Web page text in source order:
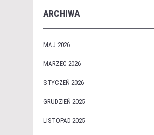
ARCHIWA
MAJ 2026
MARZEC 2026
STYCZEŃ 2026
GRUDZIEŃ 2025
LISTOPAD 2025